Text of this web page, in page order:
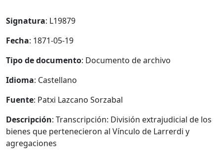
Signatura: L19879
Fecha: 1871-05-19
Tipo de documento: Documento de archivo
Idioma: Castellano
Fuente: Patxi Lazcano Sorzabal
Descripción: Transcripción: División extrajudicial de los
bienes que pertenecieron al Vínculo de Larrerdi y
agregaciones